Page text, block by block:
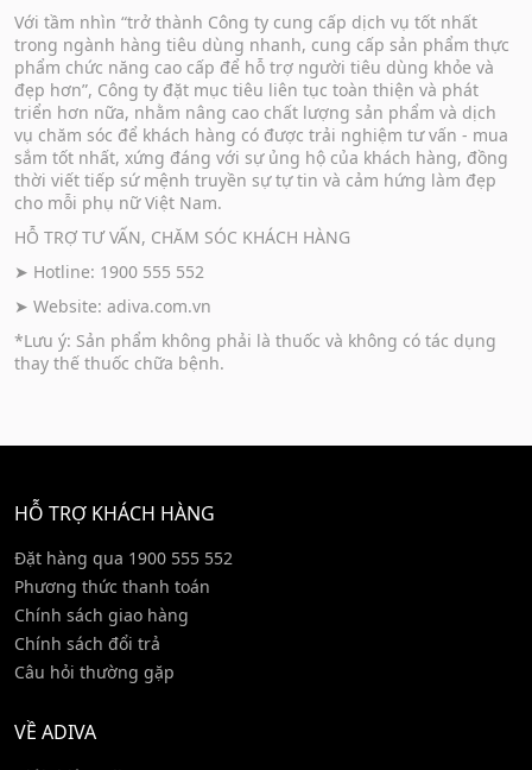
Với tầm nhìn “trở thành Công ty cung cấp dịch vụ tốt nhất
trong ngành hàng tiêu dùng nhanh, cung cấp sản phẩm thực
phẩm chức năng cao cấp để hỗ trợ người tiêu dùng khỏe và
đẹp hơn”, Công ty đặt mục tiêu liên tục toàn thiện và phát
triển hơn nữa, nhằm nâng cao chất lượng sản phẩm và dịch
vụ chăm sóc để khách hàng có được trải nghiệm tư vấn - mua
sắm tốt nhất, xứng đáng với sự ủng hộ của khách hàng, đồng
thời viết tiếp sứ mệnh truyền sự tự tin và cảm hứng làm đẹp
cho mỗi phụ nữ Việt Nam.
HỖ TRỢ TƯ VẤN, CHĂM SÓC KHÁCH HÀNG
➤ Hotline: 1900 555 552
➤ Website: adiva.com.vn
*Lưu ý: Sản phẩm không phải là thuốc và không có tác dụng
thay thế thuốc chữa bệnh.
HỖ TRỢ KHÁCH HÀNG
Đặt hàng qua 1900 555 552
Phương thức thanh toán
Chính sách giao hàng
Chính sách đổi trả
Câu hỏi thường gặp
VỀ ADIVA